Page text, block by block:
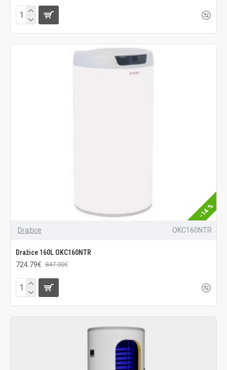
-14 %
Dražice OKC160NTR
Dražice 160L OKC160NTR
724.79€ 847.00€